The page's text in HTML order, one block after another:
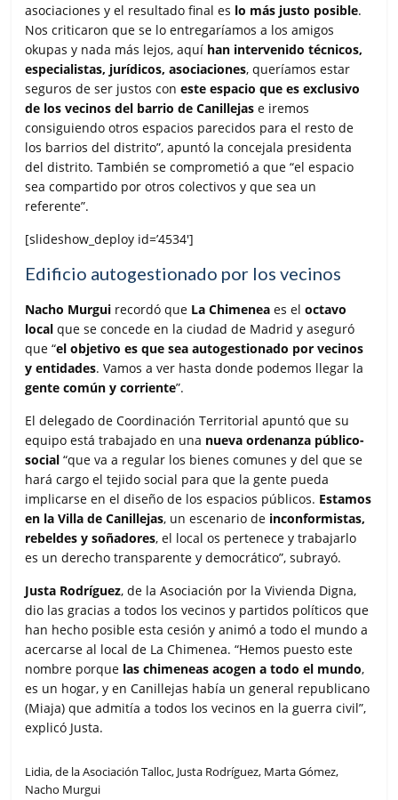
asociaciones y el resultado final es lo más justo posible.
Nos criticaron que se lo entregaríamos a los amigos
okupas y nada más lejos, aquí han intervenido técnicos,
especialistas, jurídicos, asociaciones, queríamos estar
seguros de ser justos coneste espacio que es exclusivo
de los vecinos del barrio de Canillejas e iremos
consiguiendo otros espacios parecidos para el resto de
los barrios del distrito”, apuntó la concejala presidenta
del distrito. También se comprometió a que “el espacio
sea compartido por otros colectivos y que sea un
referente”.
[slideshow_deploy id=’4534′]
Edificio autogestionado por los vecinos
Nacho Murgui recordó que La Chimenea es eloctavo
local que se concede en la ciudad de Madrid y aseguró
que “el objetivo es que sea autogestionado por vecinos
y entidades. Vamos a ver hasta donde podemos llegar la
gente común y corriente”.
El delegado de Coordinación Territorial apuntó que su
equipo está trabajado en una nueva ordenanza público-
social “que va a regular los bienes comunes y del que se
hará cargo el tejido social para que la gente pueda
implicarse en el diseño de los espacios públicos. Estamos
en la Villa de Canillejas, un escenario de inconformistas,
rebeldes y soñadores, el local os pertenece y trabajarlo
es un derecho transparente y democrático”, subrayó.
Justa Rodríguez, de la Asociación por la Vivienda Digna,
dio las gracias a todos los vecinos y partidos políticos que
han hecho posible esta cesión y animó a todo el mundo a
acercarse al local de La Chimenea. “Hemos puesto este
nombre porque las chimeneas acogen a todo el mundo,
es un hogar, y en Canillejas había un general republicano
(Miaja) que admitía a todos los vecinos en la guerra civil”,
explicó Justa.
Lidia, de la Asociación Talloc, Justa Rodríguez, Marta Gómez,
Nacho Murgui